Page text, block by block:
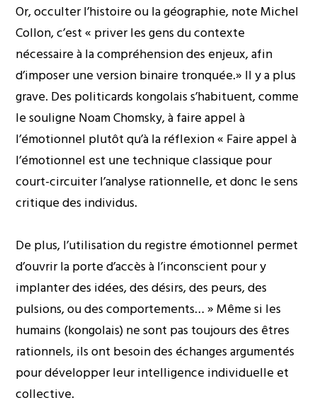
Or, occulter l’histoire ou la géographie, note Michel
Collon, c’est « priver les gens du contexte
nécessaire à la compréhension des enjeux, afin
d’imposer une version binaire tronquée.» Il y a plus
grave. Des politicards kongolais s’habituent, comme
le souligne Noam Chomsky, à faire appel à
l’émotionnel plutôt qu’à la réflexion « Faire appel à
l’émotionnel est une technique classique pour
court-circuiter l’analyse rationnelle, et donc le sens
critique des individus.
De plus, l’utilisation du registre émotionnel permet
d’ouvrir la porte d’accès à l’inconscient pour y
implanter des idées, des désirs, des peurs, des
pulsions, ou des comportements… » Même si les
humains (kongolais) ne sont pas toujours des êtres
rationnels, ils ont besoin des échanges argumentés
pour développer leur intelligence individuelle et
collective.